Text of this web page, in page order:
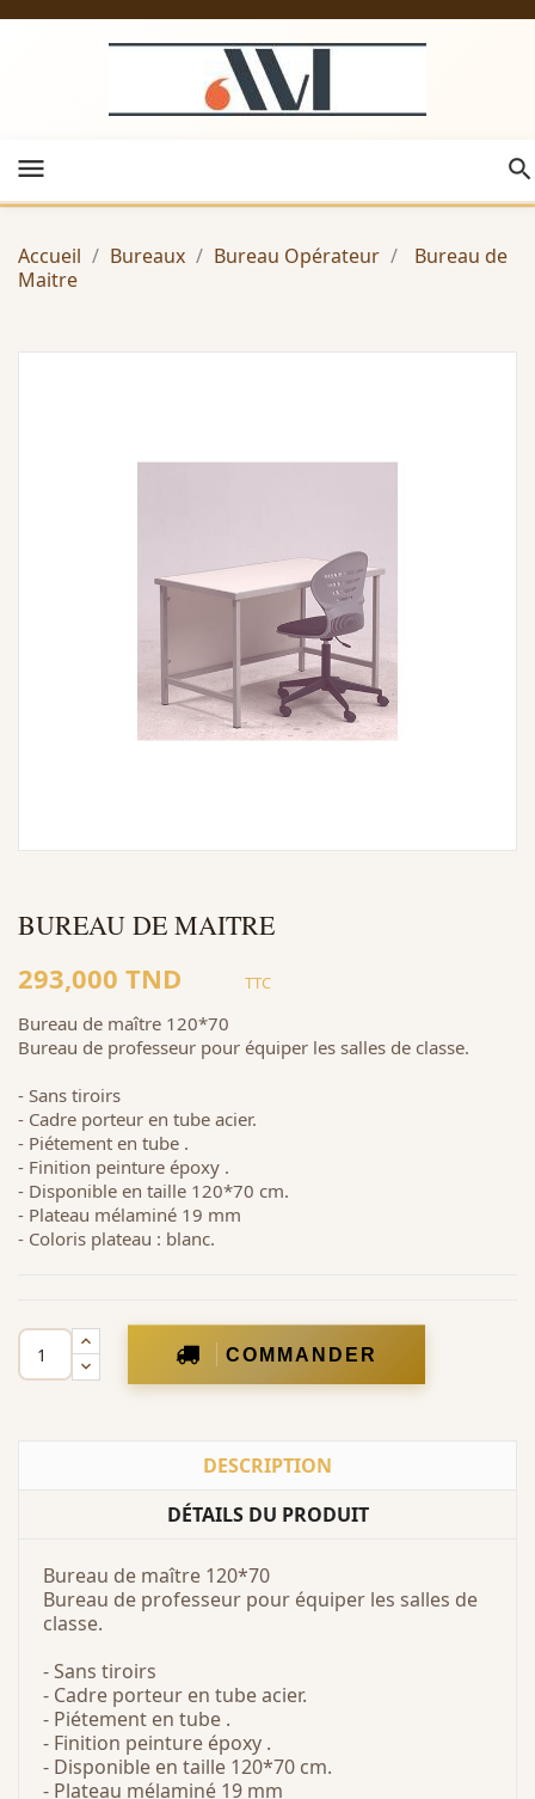
menu
Accueil Bureaux Bureau Opérateur
Bureau de
Maitre
BUREAU DE MAITRE
293,000 TND TTC
Bureau de maître 120*70
Bureau de professeur pour équiper les salles de classe.
- Sans tiroirs
- Cadre porteur en tube acier.
- Piétement en tube .
- Finition peinture époxy .
- Disponible en taille 120*70 cm.
- Plateau mélaminé 19 mm
- Coloris plateau : blanc.
COMMANDER
DESCRIPTION
DÉTAILS DU PRODUIT
Bureau de maître 120*70
Bureau de professeur pour équiper les salles de
classe.
- Sans tiroirs
- Cadre porteur en tube acier.
- Piétement en tube .
- Finition peinture époxy .
- Disponible en taille 120*70 cm.
- Plateau mélaminé 19 mm